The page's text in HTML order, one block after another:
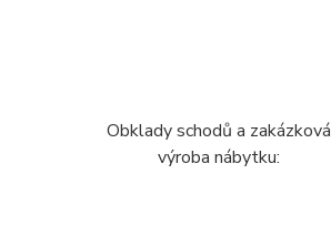
Obklady schodů a zakázková
výroba nábytku: